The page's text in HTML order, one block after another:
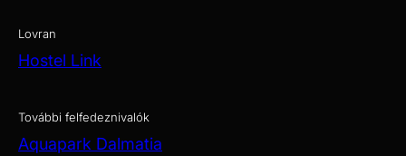
Lovran
Hostel Link
További felfedeznivalók
Aquapark Dalmatia